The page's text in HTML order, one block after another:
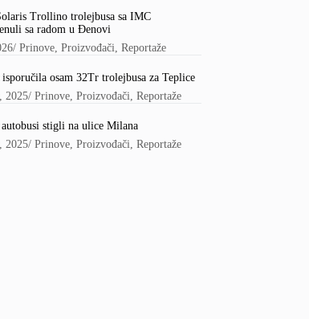
Trollino trolejbusa sa IMC
sa radom u Đenovi
/Prinove,Proizvođači,Reportaže
osam 32Tr trolejbusa za Teplice
2025/Prinove,Proizvođači,Reportaže
stigli na ulice Milana
2025/Prinove,Proizvođači,Reportaže